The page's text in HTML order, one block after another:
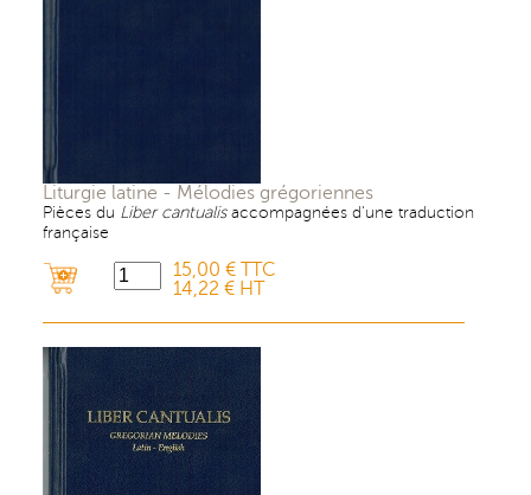
Liturgie latine - Mélodies grégoriennes
Pièces du Liber cantualisaccompagnées d'une traduction
française
15,00 € TTC
14,22 € HT